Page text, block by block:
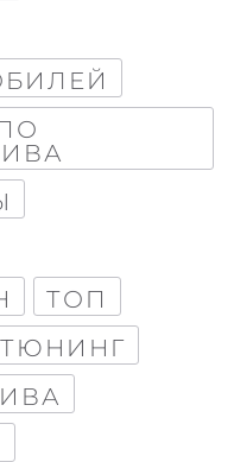
ТОП
ТЮНИНГ